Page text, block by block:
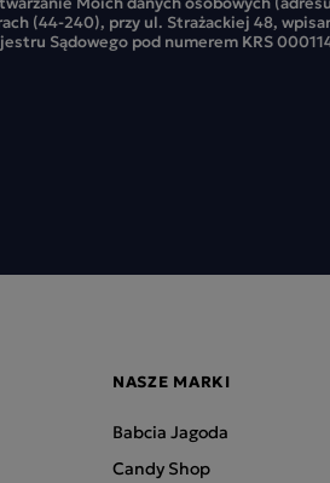
(44-240), przy ul. Strażackiej 48,
Sądowego pod numerem KRS
NASZE MARKI
Babcia Jagoda
Candy Shop